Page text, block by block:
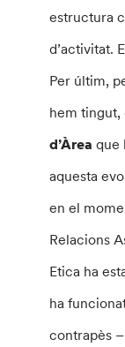
estructura
d’activitat.
Per últim,
hem tingut,
d’Àreaque
aquesta
en el
Relacions
Etica ha
ha
contrapès